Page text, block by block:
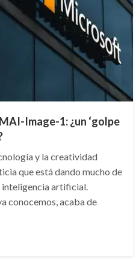
Image-1: ¿un ‘golpe
y la creatividad
que está dando mucho de
inteligencia artificial.
conocemos, acaba de